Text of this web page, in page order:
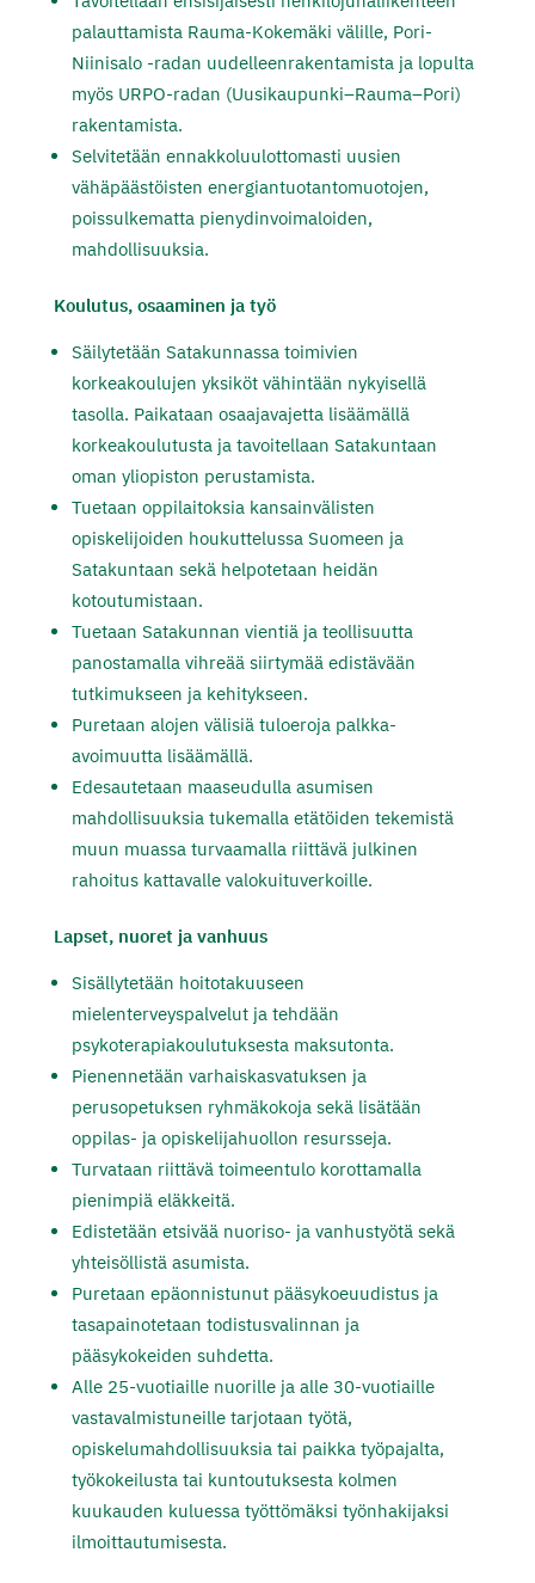
palauttamista Rauma-Kokemäki välille, Pori-
Niinisalo -radan uudelleenrakentamista ja lopulta
myös URPO-radan (Uusikaupunki–Rauma–Pori)
rakentamista.
Selvitetään ennakkoluulottomasti uusien
vähäpäästöisten energiantuotantomuotojen,
poissulkematta pienydinvoimaloiden,
mahdollisuuksia.
Koulutus, osaaminen ja työ
Säilytetään Satakunnassa toimivien
korkeakoulujen yksiköt vähintään nykyisellä
tasolla. Paikataan osaajavajetta lisäämällä
korkeakoulutusta ja tavoitellaan Satakuntaan
oman yliopiston perustamista.
Tuetaan oppilaitoksia kansainvälisten
opiskelijoiden houkuttelussa Suomeen ja
Satakuntaan sekä helpotetaan heidän
kotoutumistaan.
Tuetaan Satakunnan vientiä ja teollisuutta
panostamalla vihreää siirtymää edistävään
tutkimukseen ja kehitykseen.
Puretaan alojen välisiä tuloeroja palkka-
avoimuutta lisäämällä.
Edesautetaan maaseudulla asumisen
mahdollisuuksia tukemalla etätöiden tekemistä
muun muassa turvaamalla riittävä julkinen
rahoitus kattavalle valokuituverkoille.
Lapset, nuoret ja vanhuus
Sisällytetään hoitotakuuseen
mielenterveyspalvelut ja tehdään
psykoterapiakoulutuksesta maksutonta.
Pienennetään varhaiskasvatuksen ja
perusopetuksen ryhmäkokoja sekä lisätään
oppilas- ja opiskelijahuollon resursseja.
Turvataan riittävä toimeentulo korottamalla
pienimpiä eläkkeitä.
Edistetään etsivää nuoriso- ja vanhustyötä sekä
yhteisöllistä asumista.
Puretaan epäonnistunut pääsykoeuudistus ja
tasapainotetaan todistusvalinnan ja
pääsykokeiden suhdetta.
Alle 25-vuotiaille nuorille ja alle 30-vuotiaille
vastavalmistuneille tarjotaan työtä,
opiskelumahdollisuuksia tai paikka työpajalta,
työkokeilusta tai kuntoutuksesta kolmen
kuukauden kuluessa työttömäksi työnhakijaksi
ilmoittautumisesta.